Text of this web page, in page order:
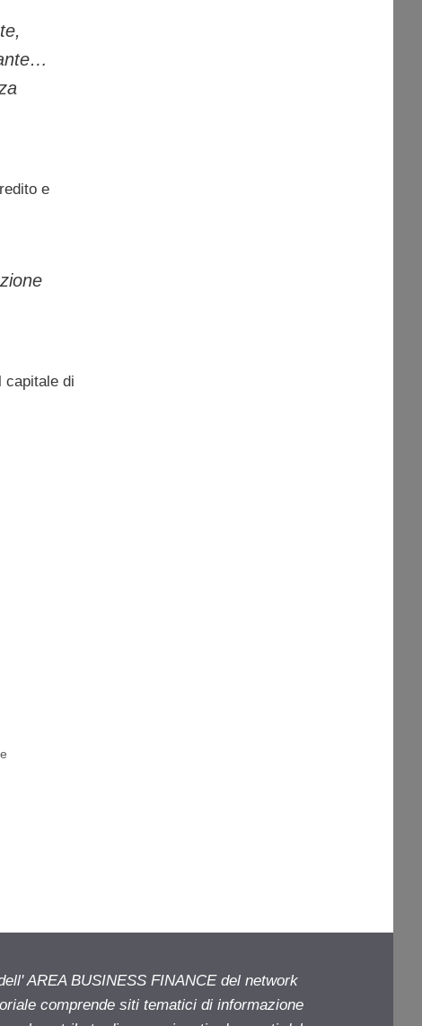
e
capitale di
AREA BUSINESS FINANCE del network
comprende siti tematici di informazione